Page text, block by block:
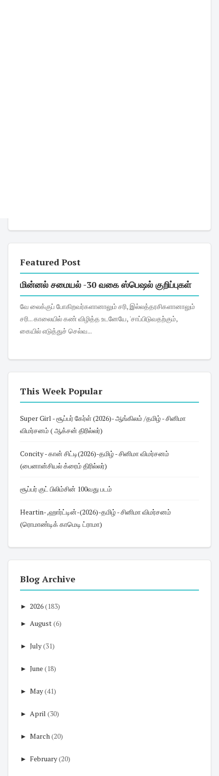
Featured Post
மின்னல் சமையல் -30 வகை ஸ்பெஷல் குறிப்புகள்
வே லைக்குப் போகிறவர்களானாலும் சரி, இல்லத்தரசிகளானாலும்
சரி... காலையில் கண் விழித்த உடனேயே, 'சாப்பிடுவதற்கும்,
கையில் எடுத்துச் செல்வ...
This Week Popular
Super Girl - சூப்பர் கேர்ள் (2026)- ஆங்கிலம் /தமிழ் - சினிமா
விமர்சனம் ( ஆக்சன் திரில்லர்)
Concity - கான் சிட்டி(2026)-தமிழ் - சினிமா விமர்சனம்
(பைனான்சியல் க்ரைம் திரில்லர்)
சூப்பர் குட் பிலிம்சின் 100வது படம்
Heartin- ,ஹார்ட்டின்-(2026)-தமிழ் - சினிமா விமர்சனம்
(ரொமாண்டிக் காமெடி ட்ராமா)
Blog Archive
► 2026(183)
► August(6)
► July(31)
► June (18)
► May(41)
► April (30)
► March(20)
► February(20)